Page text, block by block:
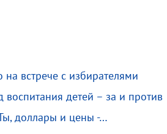
встрече с избирателями
детей – за и против
доллары и цены -…